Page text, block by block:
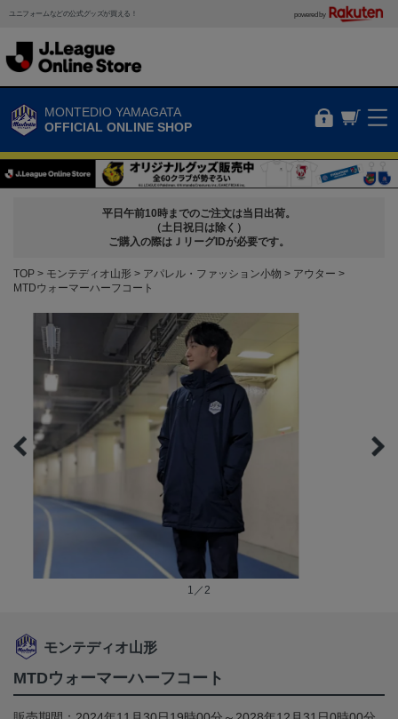
ユニフォームなどの公式グッズが買える！ powered by
MONTEDIO YAMAGATA
OFFICIAL ONLINE SHOP
平日午前10時までのご注文は当日出荷。
（土日祝日は除く）
ご購入の際はＪリーグIDが必要です。
TOP モンテディオ山形 アパレル・ファッション小物
アウター
MTDウォーマーハーフコート
1／2
モンテディオ山形
MTDウォーマーハーフコート